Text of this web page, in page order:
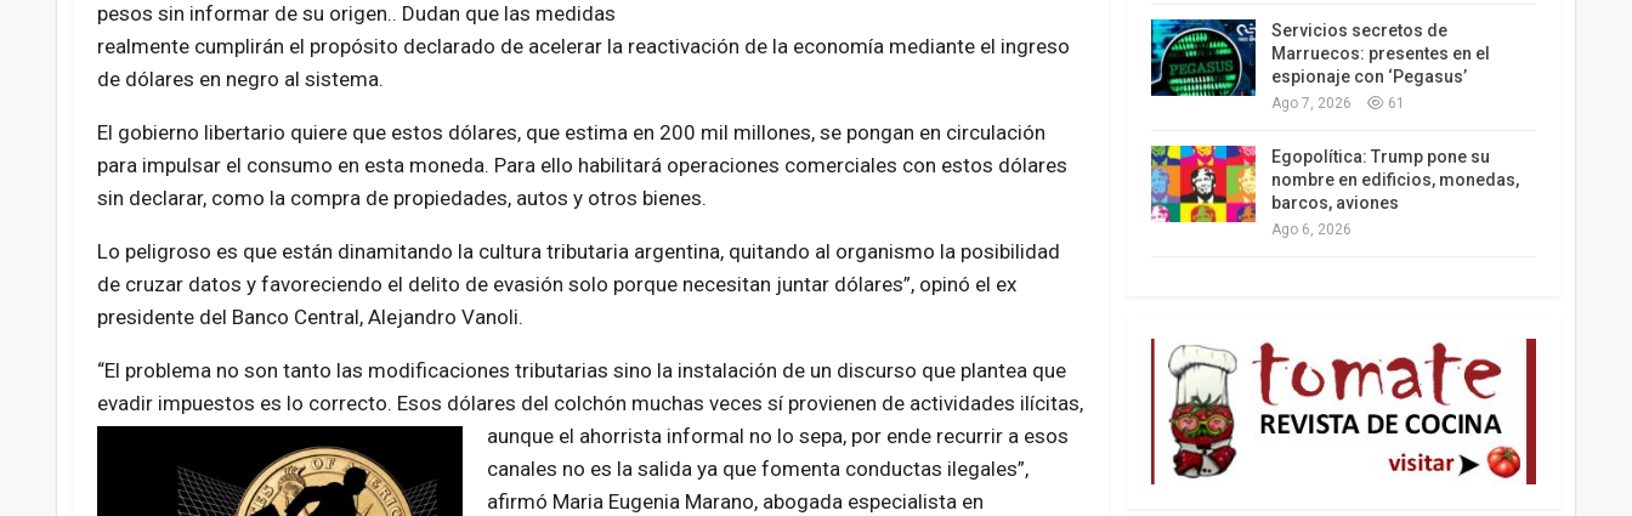
pesos sin informar de su origen.. Dudan que las medidas
realmente cumplirán el propósito declarado de acelerar la reactivación de la economía mediante el ingreso
de dólares en negro al sistema.
El gobierno libertario quiere que estos dólares, que estima en 200 mil millones, se pongan en circulación
para impulsar el consumo en esta moneda. Para ello habilitará operaciones comerciales con estos dólares
sin declarar, como la compra de propiedades, autos y otros bienes.
Lo peligroso es que están dinamitando la cultura tributaria argentina, quitando al organismo la posibilidad
de cruzar datos y favoreciendo el delito de evasión solo porque necesitan juntar dólares”, opinó el ex
presidente del Banco Central, Alejandro Vanoli.
“El problema no son tanto las modificaciones tributarias sino la instalación de un discurso que plantea que
evadir impuestos es lo correcto. Esos dólares del colchón muchas veces sí provienen de actividades ilícitas,
aunque el ahorrista informal no lo sepa, por ende recurrir a esos
canales no es la salida ya que fomenta conductas ilegales”,
afirmó Maria Eugenia Marano, abogada especialista en
Servicios secretos de
Marruecos: presentes en el
espionaje con ‘Pegasus’
Ago 7, 2026 61
Egopolítica: Trump pone su
nombre en edificios, monedas,
barcos, aviones
Ago 6, 2026